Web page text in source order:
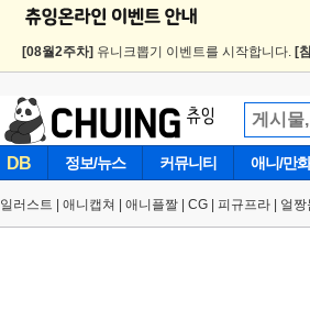
[08월2주차] 유니크뽑기 이벤트를 시작합니다. [
DB 정보/뉴스 커뮤니티 애니/만화
일러스트 애니캡쳐 애니플짤 CG 피규프라 얼짱